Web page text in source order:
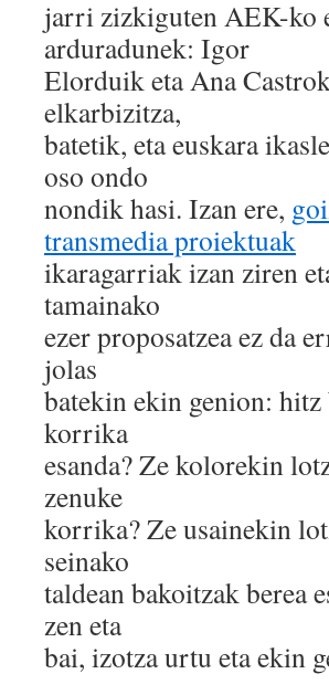
jarri zizkiguten AEK-ko
arduradunek: Igor
Elorduik eta Ana
elkarbizitza,
batetik, eta euskara
oso ondo
nondik hasi. Izan ere,
transmedia proiektuak
ikaragarriak izan ziren
tamainako
ezer proposatzea ez da
jolas
batekin ekin genion:
korrika
esanda? Ze kolorekin
zenuke
korrika? Ze usainekin
seinako
taldean bakoitzak berea
zen eta
bai, izotza urtu eta ekin